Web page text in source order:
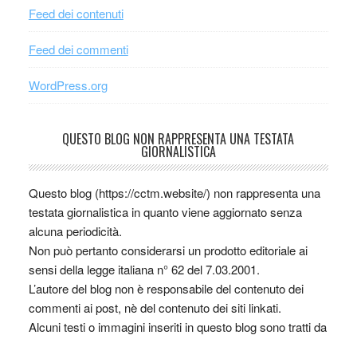
Feed dei contenuti
Feed dei commenti
WordPress.org
QUESTO BLOG NON RAPPRESENTA UNA TESTATA
GIORNALISTICA
Questo blog (https://cctm.website/) non rappresenta una
testata giornalistica in quanto viene aggiornato senza
alcuna periodicità.
Non può pertanto considerarsi un prodotto editoriale ai
sensi della legge italiana n° 62 del 7.03.2001.
L’autore del blog non è responsabile del contenuto dei
commenti ai post, nè del contenuto dei siti linkati.
Alcuni testi o immagini inseriti in questo blog sono tratti da